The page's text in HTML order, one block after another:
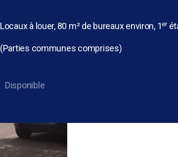
Locaux à louer, 80 m² de bureaux environ, 1er
(Parties communes comprises)
Disponible